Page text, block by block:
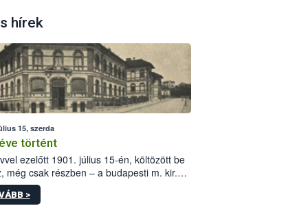
hírek
15, szerda
történt
ezelőtt 1901. július 15-én, költözött be
még csak részben – a budapesti m. kir.
állomás a Kis Rókus utca
alatti, Czigler Győző által tervezett új
>